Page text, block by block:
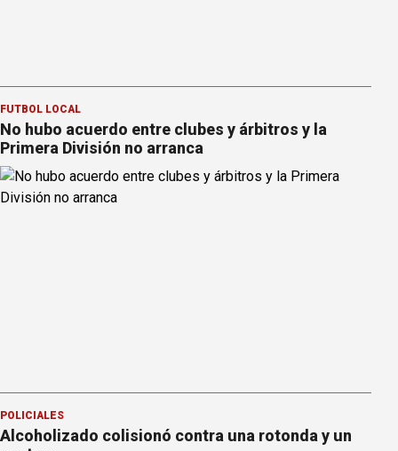
FÚTBOL LOCAL
No hubo acuerdo entre clubes y árbitros y la
Primera División no arranca
POLICIALES
Alcoholizado colisionó contra una rotonda y un